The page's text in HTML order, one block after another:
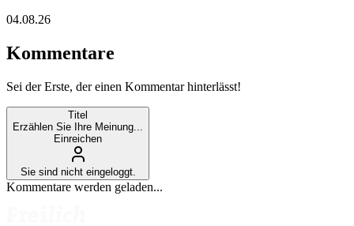
04.08.26
Kommentare
Sei der Erste, der einen Kommentar hinterlässt!
Titel
Erzählen Sie Ihre Meinung...
Einreichen
Sie sind nicht eingeloggt.
Kommentare werden geladen...